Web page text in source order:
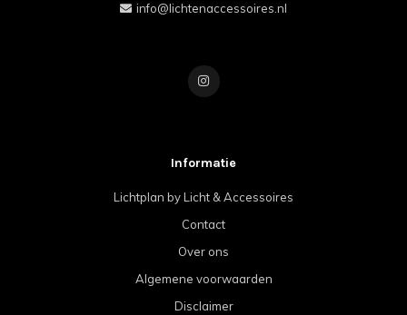
info@lichtenaccessoires.nl
Informatie
Lichtplan by Licht & Accessoires
Contact
Over ons
Algemene voorwaarden
Disclaimer